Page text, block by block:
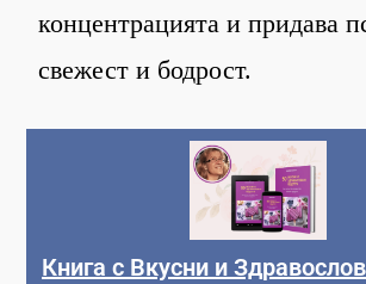
концентрацията и придава
свежест и бодрост.
Книга с Вкусни и